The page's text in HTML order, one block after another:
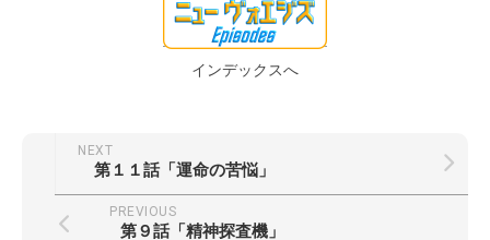
インデックスへ
NEXT
第１１話「運命の苦悩」
PREVIOUS
第９話「精神探査機」